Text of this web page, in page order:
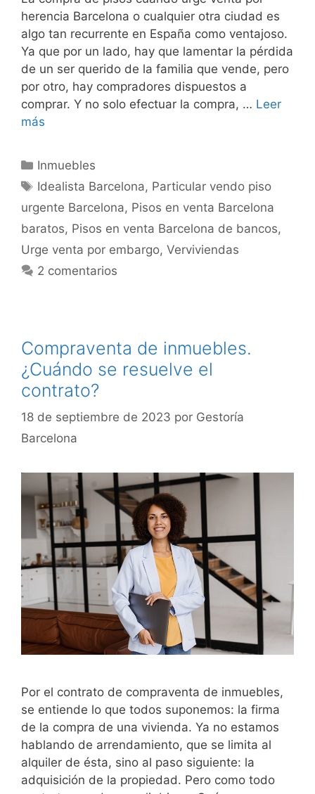
herencia Barcelona o cualquier otra ciudad es
algo tan recurrente en España como ventajoso.
Ya que por un lado, hay que lamentar la pérdida
de un ser querido de la familia que vende, pero
por otro, hay compradores dispuestos a
comprar. Y no solo efectuar la compra, … Leer
más
Categorías
Inmuebles
Etiquetas
Idealista Barcelona, Particular vendo piso
urgente Barcelona, Pisos en venta Barcelona
baratos, Pisos en venta Barcelona de bancos,
Urge venta por embargo, Verviviendas
2 comentarios
Compraventa de inmuebles.
¿Cuándo se resuelve el
contrato?
18 de septiembre de 2023 por Gestoría
Barcelona
Por el contrato de compraventa de inmuebles,
se entiende lo que todos suponemos: la firma
de la compra de una vivienda. Ya no estamos
hablando de arrendamiento, que se limita al
alquiler de ésta, sino al paso siguiente: la
adquisición de la propiedad. Pero como todo